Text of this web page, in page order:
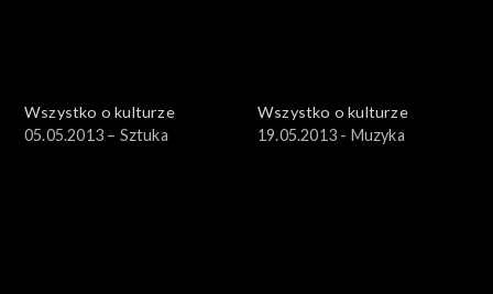
Wszystko o kulturze
05.05.2013 – Sztuka
Wszystko o kulturze
19.05.2013 - Muzyka